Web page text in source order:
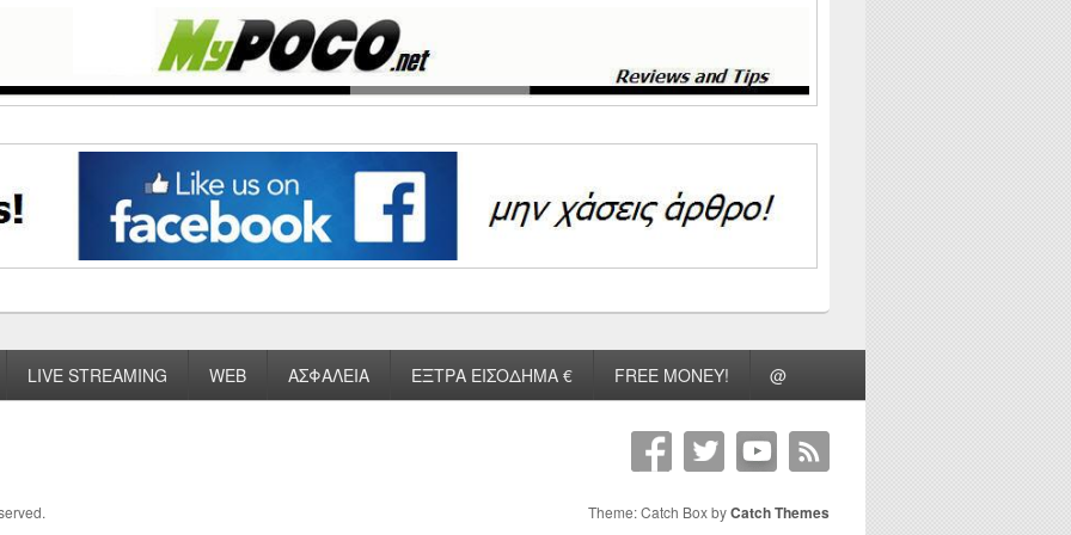
LIVE STREAMING WEB ΑΣΦΑΛΕΙΑ ΕΞΤΡΑ ΕΙΣΟΔΗΜΑ € FREE MONEY! @
Theme: Catch Box byCatch Themes